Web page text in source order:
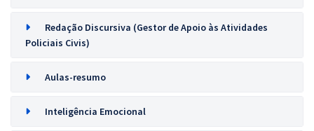
Redação Discursiva (Gestor de Apoio às Atividades
Policiais Civis)
Aulas-resumo
Inteligência Emocional